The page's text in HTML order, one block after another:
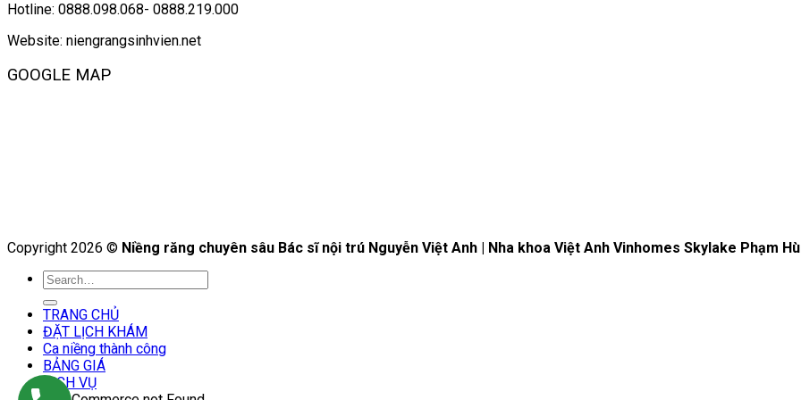
Hotline: 0888.098.068- 0888.219.000
Website: niengrangsinhvien.net
GOOGLE MAP
Copyright 2026 © Niềng răng chuyên sâu Bác sĩ nội trú Nguyễn Việt Anh | Nha khoa Việt Anh Vinhomes Skylake Phạm
TRANG CHỦ
ĐẶT LỊCH KHÁM
Ca niềng thành công
BẢNG GIÁ
DỊCH VỤ